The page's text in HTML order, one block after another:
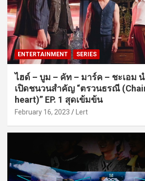
ENTERTAINMENT SERIES
ไฮด์ – บูม – คัท – มาร์ค – ชะเอม
เปิดชนวนสำคัญ “ตรวนธรณี
heart)” EP. 1 สุดเข้มข้น
February 16, 2023 Lert